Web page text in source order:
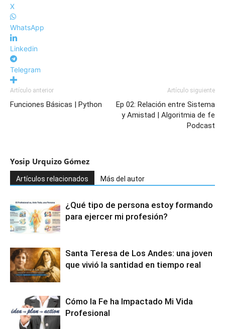
X
WhatsApp
Linkedin
Telegram
Artículo anterior
Funciones Básicas | Python
Artículo siguiente
Ep 02: Relación entre Sistema
y Amistad | Algoritmia de fe
Podcast
Yosip Urquizo Gómez
Artículos relacionados Más del autor
¿Qué tipo de persona estoy formando
para ejercer mi profesión?
Santa Teresa de Los Andes: una joven
que vivió la santidad en tiempo real
Cómo la Fe ha Impactado Mi Vida
Profesional